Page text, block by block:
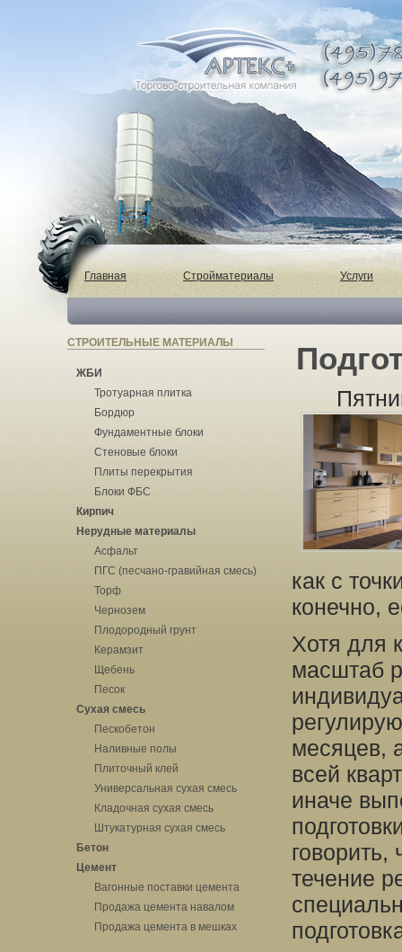
Главная Стройматериалы Услуги
СТРОИТЕЛЬНЫЕ МАТЕРИАЛЫ
ЖБИ
Тротуарная плитка
Бордюр
Фундаментные блоки
Стеновые блоки
Плиты перекрытия
Блоки ФБС
Кирпич
Нерудные материалы
Асфальт
ПГС (песчано-гравийная смесь)
Торф
Чернозем
Плодородный грунт
Керамзит
Щебень
Песок
Сухая смесь
Пескобетон
Наливные полы
Плиточный клей
Универсальная сухая смесь
Кладочная сухая смесь
Штукатурная сухая смесь
Бетон
Цемент
Вагонные поставки цемента
Продажа цемента навалом
Продажа цемента в мешках
как с
конечно,
Хотя для
масштаб
месяцев,
всей
иначе
говорить,
течение